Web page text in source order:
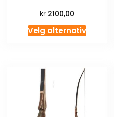
kr2100,00
Velg alternativ